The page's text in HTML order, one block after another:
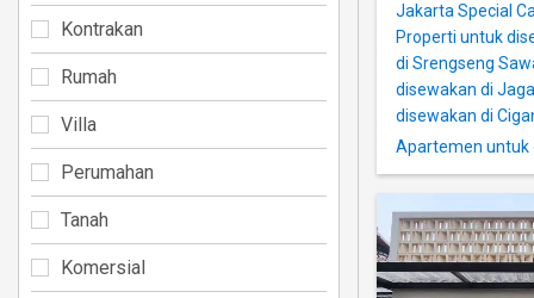
Jakarta Special
Properti untuk
di Srengseng
disewakan di
disewakan di
Apartemen untuk
Kontrakan
Rumah
Villa
Perumahan
Tanah
Komersial